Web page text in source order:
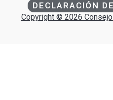
DECLARACIÓN
Copyright © 2026